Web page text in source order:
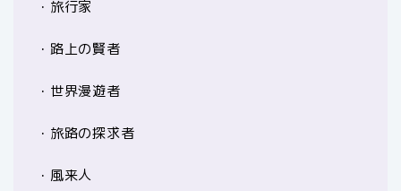
・旅行家
・路上の賢者
・世界漫遊者
・旅路の探求者
・風来人